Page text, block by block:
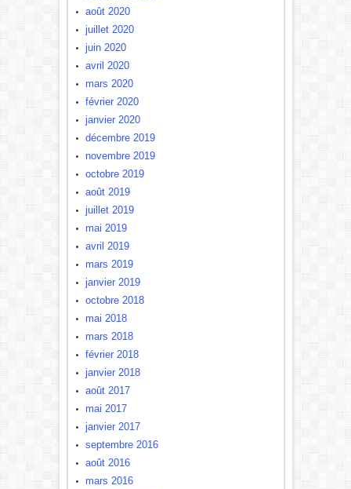
août 2020
juillet 2020
juin 2020
avril 2020
mars 2020
février 2020
janvier 2020
décembre 2019
novembre 2019
octobre 2019
août 2019
juillet 2019
mai 2019
avril 2019
mars 2019
janvier 2019
octobre 2018
mai 2018
mars 2018
février 2018
janvier 2018
août 2017
mai 2017
janvier 2017
septembre 2016
août 2016
mars 2016